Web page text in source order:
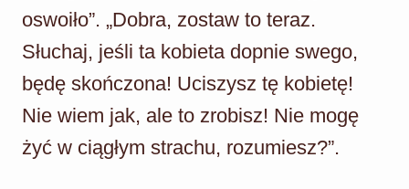
oswoiło”. „Dobra, zostaw to teraz.
Słuchaj, jeśli ta kobieta dopnie swego,
będę skończona! Uciszysz tę kobietę!
Nie wiem jak, ale to zrobisz! Nie mogę
żyć w ciągłym strachu, rozumiesz?”.